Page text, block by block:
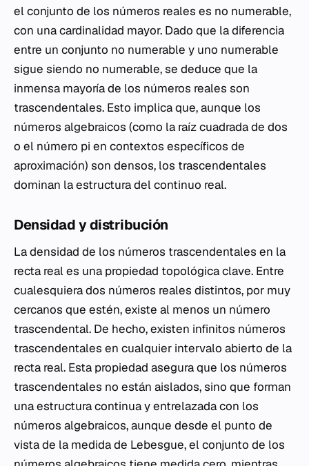
el conjunto de los números reales es no numerable,
con una cardinalidad mayor. Dado que la diferencia
entre un conjunto no numerable y uno numerable
sigue siendo no numerable, se deduce que la
inmensa mayoría de los números reales son
trascendentales. Esto implica que, aunque los
números algebraicos (como la raíz cuadrada de dos
o el número pi en contextos específicos de
aproximación) son densos, los trascendentales
dominan la estructura del continuo real.
Densidad y distribución
La densidad de los números trascendentales en la
recta real es una propiedad topológica clave. Entre
cualesquiera dos números reales distintos, por muy
cercanos que estén, existe al menos un número
trascendental. De hecho, existen infinitos números
trascendentales en cualquier intervalo abierto de la
recta real. Esta propiedad asegura que los números
trascendentales no están aislados, sino que forman
una estructura continua y entrelazada con los
números algebraicos, aunque desde el punto de
vista de la medida de Lebesgue, el conjunto de los